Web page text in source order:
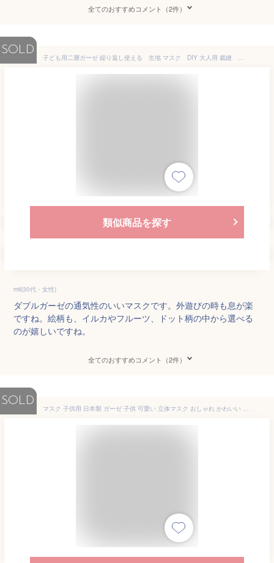
全てのおすすめコメント（2件）
SOLD
子ども用二層ガーゼ 繰り返し使える 生地 マスク DIY 大人用 裁縫 ダブルガーゼ ハンドメイド 手芸 マスク手作り マスク素材 ガーゼ コットン 綿 cotton 100％ 生地 衛生 ソフト 裁縫 ウィルス かわいい手ぬぐい 子供 やさしい 135cm*100cm 16色選べる
類似商品を探す
mii(30代・女性)
ダブルガーゼの通気性のいいマスクです。外遊びの時も息が楽
ですね。絵柄も、イルカやフルーツ、ドット柄の中から選べる
のが嬉しいですね。
全てのおすすめコメント（2件）
SOLD
マスク 子供用 日本製 ガーゼ 子供 可愛い 立体マスク おしゃれ かわいい 給食マスク ストロベリー